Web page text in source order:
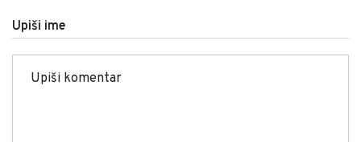
Upiši ime